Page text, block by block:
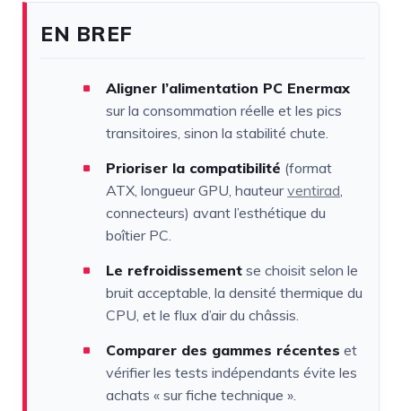
EN BREF
Aligner l’alimentation PC Enermax
sur la consommation réelle et les pics
transitoires, sinon la stabilité chute.
Prioriser la compatibilité (format
ATX, longueur GPU, hauteurventirad,
connecteurs) avant l’esthétique du
boîtier PC.
Le refroidissement se choisit selon le
bruit acceptable, la densité thermique du
CPU, et le flux d’air du châssis.
Comparer des gammes récentes et
vérifier les tests indépendants évite les
achats « sur fiche technique ».